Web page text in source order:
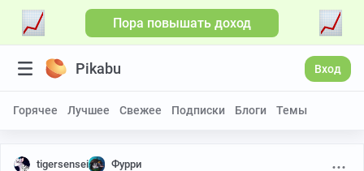
Пора повышать доход
Pikabu Вход
Горячее Лучшее Свежее Подписки Блоги Темы
tigersensei Фурри